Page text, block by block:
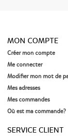
MON COMPTE
Créer mon compte
Me connecter
Modifier mon mot de
Mes adresses
Mes commandes
Où est ma commande?
SERVICE CLIENT